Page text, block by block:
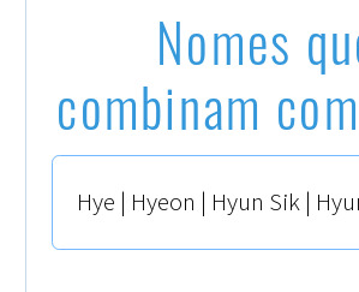
Nomes
combinam
Hye | Hyeon | Hyun Sik |